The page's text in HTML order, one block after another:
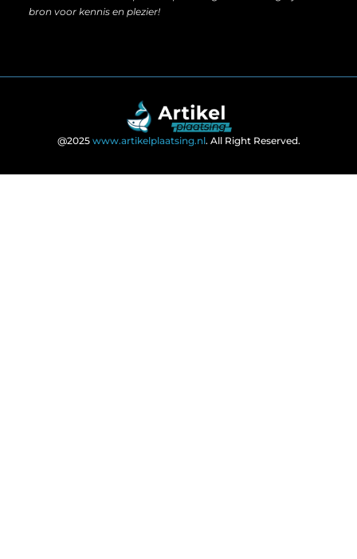
bron voor kennis en plezier!
@2025 www.artikelplaatsing.nl. All Right Reserved.